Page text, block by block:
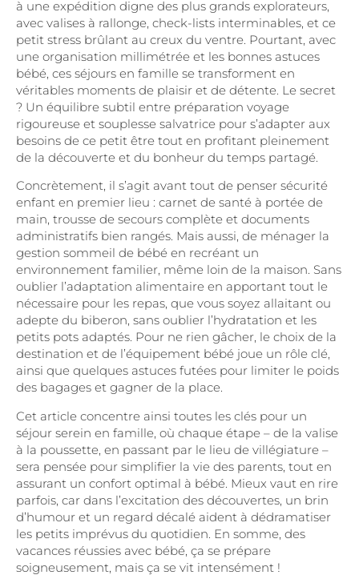
à une expédition digne des plus grands explorateurs,
avec valises à rallonge, check-lists interminables, et ce
petit stress brûlant au creux du ventre. Pourtant, avec
une organisation millimétrée et les bonnes astuces
bébé, ces séjours en famille se transforment en
véritables moments de plaisir et de détente. Le secret
? Un équilibre subtil entre préparation voyage
rigoureuse et souplesse salvatrice pour s’adapter aux
besoins de ce petit être tout en profitant pleinement
de la découverte et du bonheur du temps partagé.
Concrètement, il s’agit avant tout de penser sécurité
enfant en premier lieu : carnet de santé à portée de
main, trousse de secours complète et documents
administratifs bien rangés. Mais aussi, de ménager la
gestion sommeil de bébé en recréant un
environnement familier, même loin de la maison. Sans
oublier l’adaptation alimentaire en apportant tout le
nécessaire pour les repas, que vous soyez allaitant ou
adepte du biberon, sans oublier l’hydratation et les
petits pots adaptés. Pour ne rien gâcher, le choix de la
destination et de l’équipement bébé joue un rôle clé,
ainsi que quelques astuces futées pour limiter le poids
des bagages et gagner de la place.
Cet article concentre ainsi toutes les clés pour un
séjour serein en famille, où chaque étape – de la valise
à la poussette, en passant par le lieu de villégiature –
sera pensée pour simplifier la vie des parents, tout en
assurant un confort optimal à bébé. Mieux vaut en rire
parfois, car dans l’excitation des découvertes, un brin
d’humour et un regard décalé aident à dédramatiser
les petits imprévus du quotidien. En somme, des
vacances réussies avec bébé, ça se prépare
soigneusement, mais ça se vit intensément !